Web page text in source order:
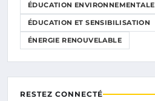
ÉDUCATION ENVIRONNEMENTALE
ÉDUCATION ET SENSIBILISATION
ÉNERGIE RENOUVELABLE
RESTEZ CONNECTÉ